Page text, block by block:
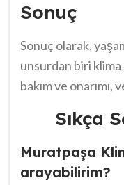
Sonuç
Sonuç olarak,
unsurdan biri
bakım ve onarımı,
ortamın
gerekir. Muratpaşa
ile iletişime
Sıkça
Muratpaşa
arayabilirim?